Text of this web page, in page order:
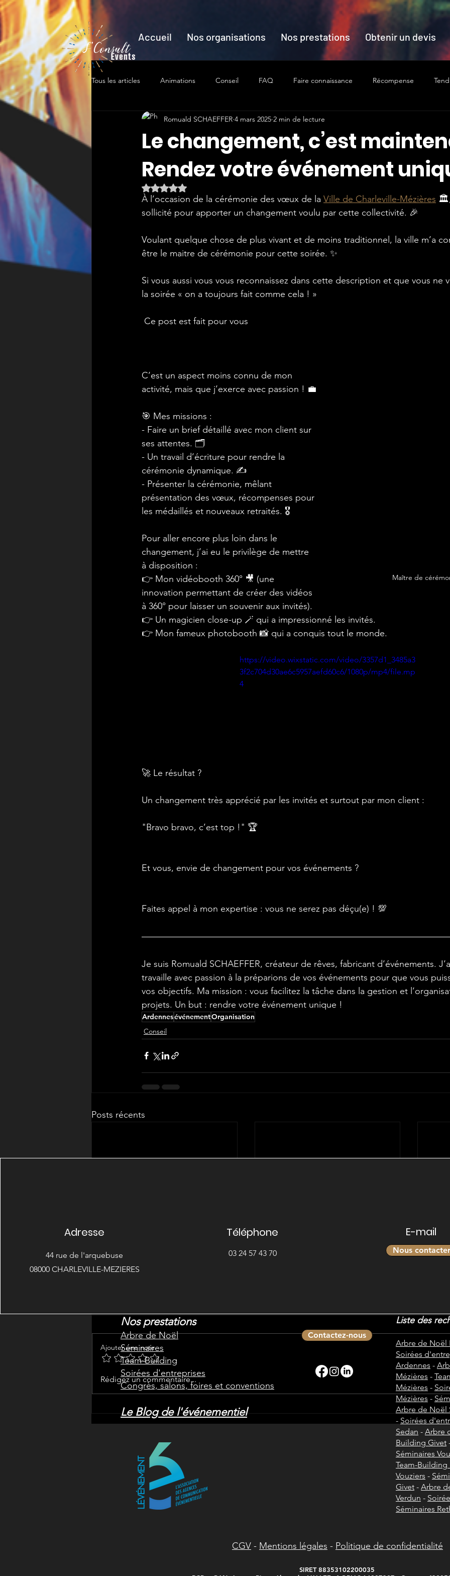
Accueil Nos organisations Nos prestations Obtenir un devis
Tous les articles Animations Conseil FAQ Faire connaissance Récompense
Le changement, c’est
Rendez votre événement
Romuald SCHAEFFER 4 mars 2025 2 min de lecture
Noté NaN étoiles sur 5.
À l’occasion de la cérémonie des vœux de la Ville de Charleville-Mézières 🏛️,
sollicité pour apporter un changement voulu par cette collectivité. 🎉
Voulant quelque chose de plus vivant et de moins traditionnel, la ville m’a
être le maitre de cérémonie pour cette soirée. ✨
Si vous aussi vous vous reconnaissez dans cette description et que vous ne
la soirée « on a toujours fait comme cela ! »
Ce post est fait pour vous
Maître de
C’est un aspect moins connu de mon
activité, mais que j’exerce avec passion ! 💼
🎯 Mes missions :
- Faire un brief détaillé avec mon client sur
ses attentes. 🗂️
- Un travail d’écriture pour rendre la
cérémonie dynamique. ✍️
- Présenter la cérémonie, mêlant
présentation des vœux, récompenses pour
les médaillés et nouveaux retraités. 🎖️
Pour aller encore plus loin dans le
changement, j’ai eu le privilège de mettre
à disposition :
👉 Mon vidéobooth 360° 🎥 (une
innovation permettant de créer des vidéos
à 360° pour laisser un souvenir aux invités).
👉 Un magicien close-up 🪄 qui a impressionné les invités.
👉 Mon fameux photobooth 📸 qui a conquis tout le monde.
https://video.wixstatic.com/video/3357d1_3485a3
3f2c704d30ae6c5957aefd60c6/1080p/mp4/file.mp
4
🚀 Le résultat ?
Un changement très apprécié par les invités et surtout par mon client :
"Bravo bravo, c’est top !" 🏆
Et vous, envie de changement pour vos événements ?
Faites appel à mon expertise : vous ne serez pas déçu(e) ! 💯
Je suis Romuald SCHAEFFER, créateur de rêves, fabricant d’événements.
travaille avec passion à la préparions de vos événements pour que vous
vos objectifs. Ma mission : vous facilitez la tâche dans la gestion et
projets. Un but : rendre votre événement unique !
ArdennesévénementOrganisation
Conseil
Posts récents
Pourquoi organiser un
séminaire d'entreprise
dans les Ardennes ?
Idées d’ateliers pour un
Safety Day en entreprise
?
Ajouter une note
Rédigez un commentaire...
Adresse
44 rue de l'arquebuse
08000 CHARLEVILLE-MEZIERES
Téléphone
03 24 57 43 70
E-mail
Nous contacter
Nos prestations
Arbre de Noël
Séminaires
Team-Building
Soirées d'entreprises
Congrès, salons, foires et conventions
Le Blog de l'événementiel
Contactez-nous
Liste des
Arbre de Noël
Soirées
Ardennes -
Mézières -
Mézières -
Mézières -
Arbre de Noël
- Soirées
Sedan - Arbre
Building Givet
Séminaires
Team-Building
Vouziers -
Givet - Arbre
Verdun -
Séminaires
CGV - Mentions légales - Politique de confidentialité
SIRET 88353102200035